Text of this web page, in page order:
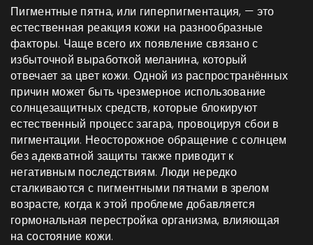
Пигментные пятна, или гиперпигментация, — это
естественная реакция кожи на разнообразные
факторы. Чаще всего их появление связано с
избыточной выработкой меланина, который
отвечает за цвет кожи. Одной из распространённых
причин может быть чрезмерное использование
солнцезащитных средств, которые блокируют
естественный процесс загара, провоцируя сбои в
пигментации. Неосторожное обращение с солнцем
без адекватной защиты также приводит к
негативным последствиям. Люди нередко
сталкиваются с пигментными пятнами в зрелом
возрасте, когда к этой проблеме добавляется
гормональная перестройка организма, влияющая
на состояние кожи.